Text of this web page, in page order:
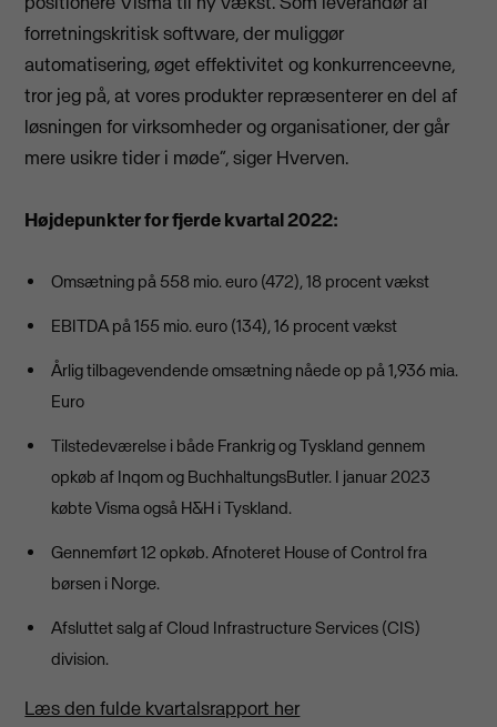
forretningskritisk software, der muliggør
automatisering, øget effektivitet og konkurrenceevne,
tror jeg på, at vores produkter repræsenterer en del af
løsningen for virksomheder og organisationer, der går
mere usikre tider i møde”, siger Hverven.
Højdepunkter for fjerde kvartal 2022:
Omsætning på 558 mio. euro (472), 18 procent vækst
EBITDA på 155 mio. euro (134), 16 procent vækst
Årlig tilbagevendende omsætning nåede op på 1,936 mia.
Euro
Tilstedeværelse i både Frankrig og Tyskland gennem
opkøb af Inqom og BuchhaltungsButler. I januar 2023
købte Visma også H&H i Tyskland.
Gennemført 12 opkøb. Afnoteret House of Control fra
børsen i Norge.
Afsluttet salg af Cloud Infrastructure Services (CIS)
division.
Læs den fulde kvartalsrapport her